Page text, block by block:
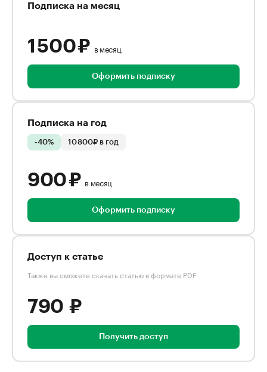
Подписка на месяц
1 500 ₽ в месяц
Оформить подписку
Подписка на год
-40% 10 800₽ в год
900 ₽ в месяц
Оформить подписку
Доступ к статье
Также вы сможете скачать статью в формате PDF
790 ₽
Получить доступ